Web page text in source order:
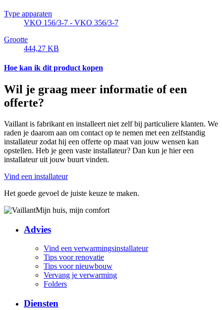
Type apparaten
VKO 156/3-7 - VKO 356/3-7
Grootte
444,27 KB
Hoe kan ik dit product kopen
Wil je graag meer informatie of een
offerte?
Vaillant is fabrikant en installeert niet zelf bij particuliere klanten. We
raden je daarom aan om contact op te nemen met een zelfstandig
installateur zodat hij een offerte op maat van jouw wensen kan
opstellen. Heb je geen vaste installateur? Dan kun je hier een
installateur uit jouw buurt vinden.
Vind een installateur
Het goede gevoel de juiste keuze te maken.
Mijn huis, mijn comfort
Advies
Vind een verwarmingsinstallateur
Tips voor renovatie
Tips voor nieuwbouw
Vervang je verwarming
Folders
Diensten